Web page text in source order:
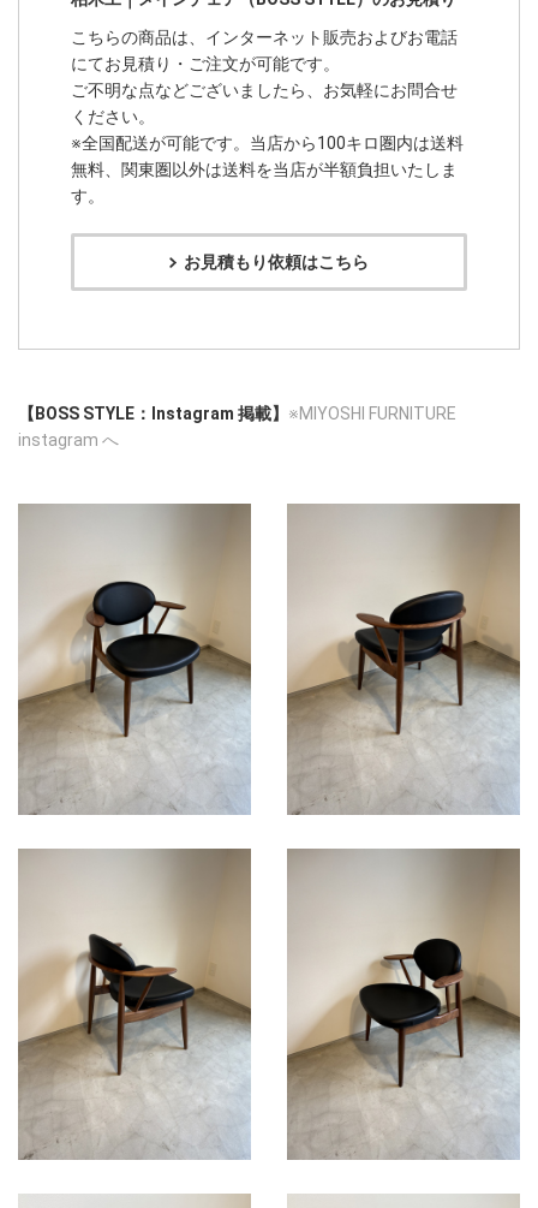
こちらの商品は、インターネット販売およびお電話
にてお見積り・ご注文が可能です。
ご不明な点などございましたら、お気軽にお問合せ
ください。
※全国配送が可能です。当店から100キロ圏内は送料
無料、関東圏以外は送料を当店が半額負担いたしま
す。
お見積もり依頼はこちら
【BOSS STYLE：Instagram 掲載】 ※MIYOSHI FURNITURE
instagram へ